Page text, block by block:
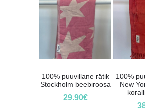
100% puuvillane rätik
Stockholm beebiroosa
29.90€
100%
New